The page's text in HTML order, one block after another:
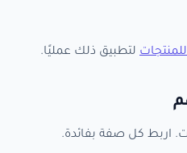
لتطبيق ذلك عمليًا.
اربط كل صفة بفائدة.